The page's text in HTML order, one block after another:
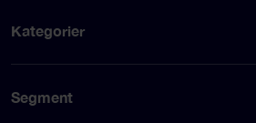
Kategorier
Segment